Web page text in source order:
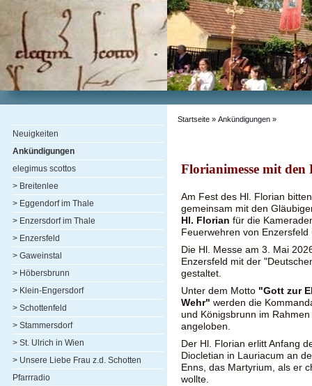
Neuigkeiten
Ankündigungen
elegimus scottos
> Breitenlee
> Eggendorf im Thale
> Enzersdorf im Thale
> Enzersfeld
> Gaweinstal
> Höbersbrunn
> Klein-Engersdorf
> Schottenfeld
> Stammersdorf
> St. Ulrich in Wien
> Unsere Liebe Frau z.d. Schotten
Pfarrradio
Startseite » Ankündigungen »
Florianimesse mit den
Am Fest des Hl. Florian
gemeinsam mit den
Hl. Florian für die
Feuerwehren von
Die Hl. Messe am 3. Mai
Enzersfeld mit der
gestaltet.
Unter dem Motto "Gott zur
Wehr" werden die
und Königsbrunn im
angeloben.
Der Hl. Florian erlitt Anfang
Diocletian in Lauriacum an
Enns, das Martyrium, als er
wollte.